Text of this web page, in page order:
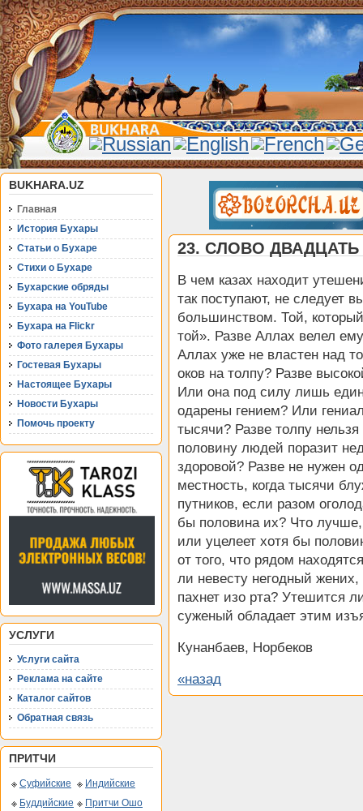
BUKHARA.UZ
Главная
История Бухары
Статьи о Бухаре
Стихи о Бухаре
Бухарские обряды
Бухара на YouTube
Бухара на Flickr
Фото галерея Бухары
Гостевая Бухары
Настоящее Бухары
Новости Бухары
Помочь проекту
УСЛУГИ
Услуги сайта
Реклама на сайте
Каталог сайтов
Обратная связь
ПРИТЧИ
Суфийские
Индийские
Буддийские
Притчи Ошо
23. СЛОВО ДВАДЦАТЬ
В чем казах находит
так поступают, не следует
большинством. Той,
той». Разве Аллах велел
Аллах уже не властен над
оков на толпу? Разве
Или она под силу лишь
одарены гением? Или
тысячи? Разве толпу нельзя
половину людей поразит
здоровой? Разве не нужен
местность, когда тысячи
путников, если разом
бы половина их? Что лучше,
или уцелеет хотя бы
от того, что рядом
ли невесту негодный жених,
пахнет изо рта? Утешится
суженый обладает этим
Кунанбаев, Норбеков
«назад